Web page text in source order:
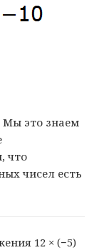
Мы это знаем
что
чисел есть
12 × (−5)